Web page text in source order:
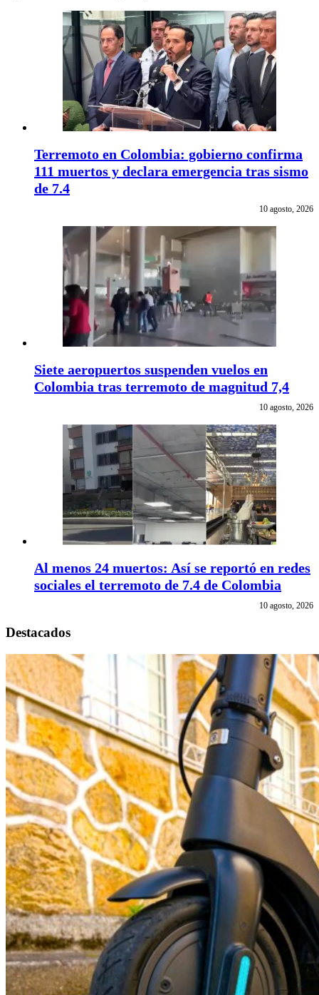
Terremoto en Colombia: gobierno confirma
111 muertos y declara emergencia tras sismo
de 7.4
10 agosto, 2026
Siete aeropuertos suspenden vuelos en
Colombia tras terremoto de magnitud 7,4
10 agosto, 2026
Al menos 24 muertos: Así se reportó en redes
sociales el terremoto de 7.4 de Colombia
10 agosto, 2026
Destacados